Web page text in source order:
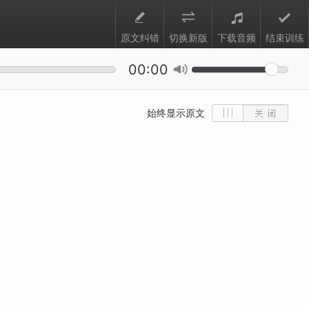
原文纠错 切换新版 下载音频 结束训练
00:00
始终显示原文